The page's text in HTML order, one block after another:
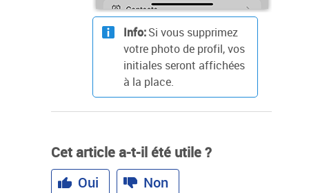
Info:Si vous supprimez
votre photo de profil, vos
initiales seront affichées
à la place.
Cet article a-t-il été utile ?
Oui
Non